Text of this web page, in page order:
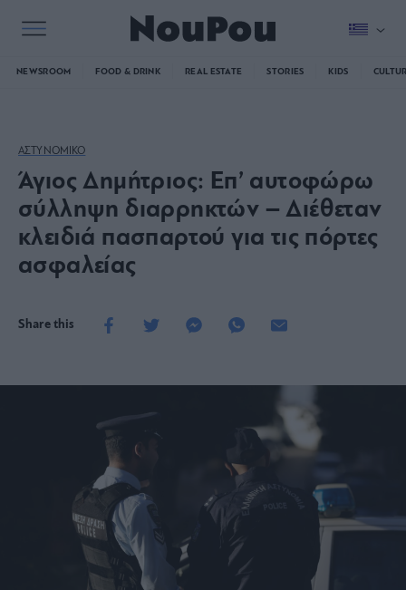
NEWSROOM FOOD & DRINK REAL ESTATE STORIES KIDS
ΑΣΤΥΝΟΜΙΚΟ
Άγιος Δημήτριος: Επ’ αυτοφώρω
σύλληψη διαρρηκτών – Διέθεταν
κλειδιά πασπαρτού για τις πόρτες
ασφαλείας
Share this